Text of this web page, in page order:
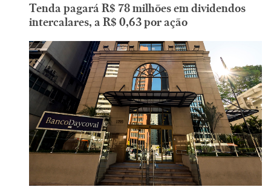
Tenda pagará R$ 78 milhões em dividendos
intercalares, a R$ 0,63 por ação